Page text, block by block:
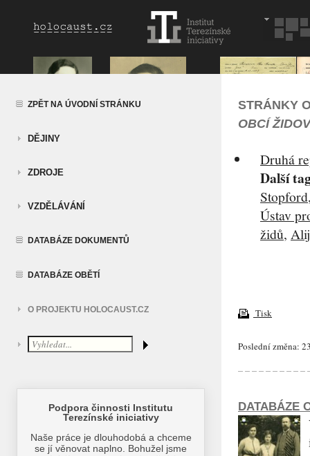
ZPĚT NA ÚVODNÍ STRÁNKU
DĚJINY
ZDROJE
VZDĚLÁVÁNÍ
DATABÁZE DOKUMENTŮ
DATABÁZE OBĚTÍ
O PROJEKTU HOLOCAUST.CZ
STRÁNKY
OBCÍ
Druhá
Další
Stopford
Ústav
židů,
Tisk
Poslední změna:
DATABÁZE